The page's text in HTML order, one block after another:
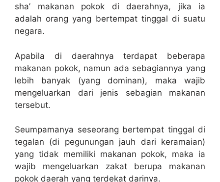
sha’ makanan pokok di daerahnya, jika ia
adalah orang yang bertempat tinggal di suatu
negara.
Apabila di daerahnya terdapat beberapa
makanan pokok, namun ada sebagiannya yang
lebih banyak (yang dominan), maka wajib
mengeluarkan dari jenis sebagian makanan
tersebut.
Seumpamanya seseorang bertempat tinggal di
tegalan (di pegunungan jauh dari keramaian)
yang tidak memiliki makanan pokok, maka ia
wajib mengeluarkan zakat berupa makanan
pokok daerah yang terdekat darinya.